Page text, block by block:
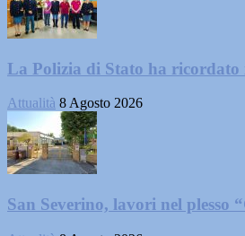
La Polizia di Stato ha
Attualità 8 Agosto 2026
San Severino, lavori nel plesso